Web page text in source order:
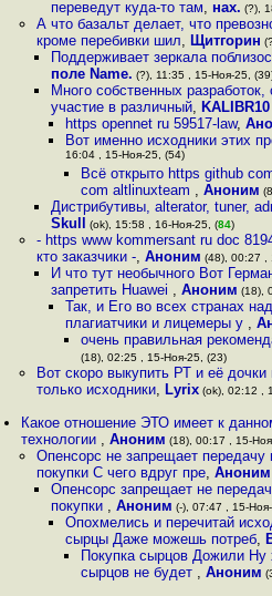
переведут куда-то там, нах. (?),
А что базальт делает, что
кроме перебивки шил, Щитгорин
Поддерживает зеркала
поле Name. (?), 11:35 , 15-Ноя-25,
Много собственных
участие в различный, KALIBR10
https opennet ru 59517-law,
Вот именно исходники этих
16:04 , 15-Ноя-25, (54)
Всё открыто https github
com altlinuxteam , Аноним
Дистрибутивы, alterator, tuner,
Skull
(ok), 15:58 , 16-Ноя-25, (84)
- https www kommersant ru doc
кто заказчики -, Аноним (48), 00:27 ,
И что тут необычного Вот
запретить Huawei , Аноним (18),
Так, и Его во всех странах
плагиатчики и лицемеры у ,
очень правильная
(18), 02:25 , 15-Ноя-25, (23)
Вот скоро выкупить РТ и её
только исходники, Lyrix(ok), 02:12 ,
Какое отношение ЭТО имеет к
технологии ,Аноним (18), 00:17 , 15-
Опенсорс не запрещает передачу
покупки С чего вдруг пре, Аноним
Опенсорс запрещает не
покупки , Аноним (-), 07:47 , 15-
Опохмелись и перечитай
сырцы Даже можешь потреб,
Покупка сырцов Дожили Ну
сырцов не будет , Аноним